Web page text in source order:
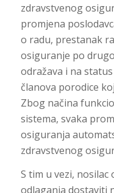
zdravstvenog
promjena
o radu, prestanak
osiguranje po
odražava i na
članova porodice
Zbog načina
sistema, svaka
osiguranja
zdravstvenog
S tim u vezi,
odlaganja dostaviti